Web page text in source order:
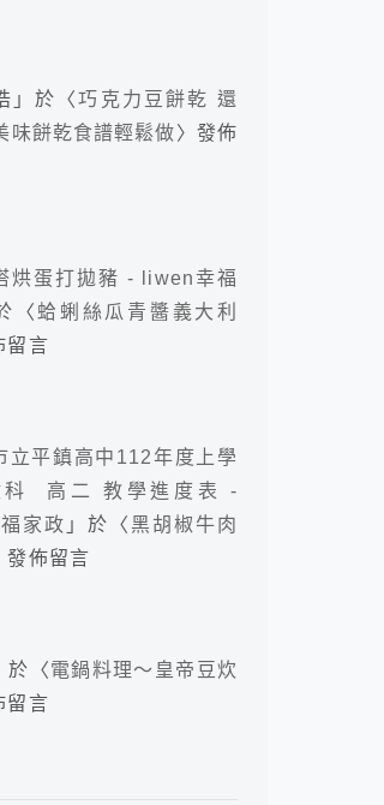
」於〈巧克力豆餅乾 還
味餅乾食譜輕鬆做〉發佈
烘蛋打拋豬 - liwen幸福
〈 蛤蜊絲瓜青醬義大利
留言
立平鎮高中112年度上學
科 高二 教學進度表 -
家政 」於〈 黑胡椒牛肉
發佈留言
於〈電鍋料理～皇帝豆炊
留言